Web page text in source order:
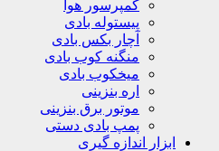
کمپرسور هوا
پیستوله بادی
آچار بکس بادی
منگنه کوب بادی
میخکوب بادی
اره بنزینی
موتور برق بنزینی
پمپ بادی دستی
ابزار اندازه گیری